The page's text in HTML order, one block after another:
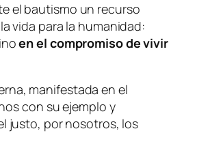
el bautismo un recurso
vida para la humanidad:
en el compromiso de vivir
manifestada en el
con su ejemplo y
justo, por nosotros, los